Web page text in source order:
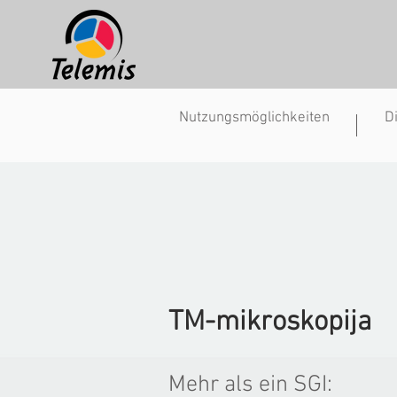
Lietošanas veidi
Nutzungsmöglichkeiten
TM-mikroskopija
Mehr als ein SGI: